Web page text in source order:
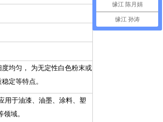
均匀， 为无定性白色粉末或
定等特点。
用于油漆、油墨、涂料、塑
域。
缘江 陈月娟
缘江 孙涛